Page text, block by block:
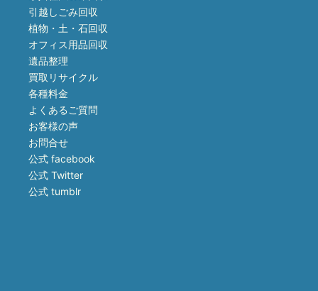
引越しごみ回収
植物・土・石回収
オフィス用品回収
遺品整理
買取リサイクル
各種料金
よくあるご質問
お客様の声
お問合せ
公式 facebook
公式 Twitter
公式 tumblr